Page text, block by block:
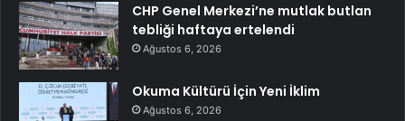
CHP Genel Merkezi’ne mutlak butlan
tebliği haftaya ertelendi
Ağustos 6, 2026
Okuma Kültürü İçin Yeni İklim
Ağustos 6, 2026